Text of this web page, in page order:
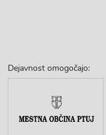
Dejavnost omogočajo: